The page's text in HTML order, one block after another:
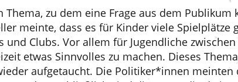
Thema, zu dem eine Frage aus dem
meinte, dass es für Kinder viele
und Clubs. Vor allem für Jugendliche
etwas Sinnvolles zu machen. Dieses
aufgetaucht. Die Politiker*innen meinten